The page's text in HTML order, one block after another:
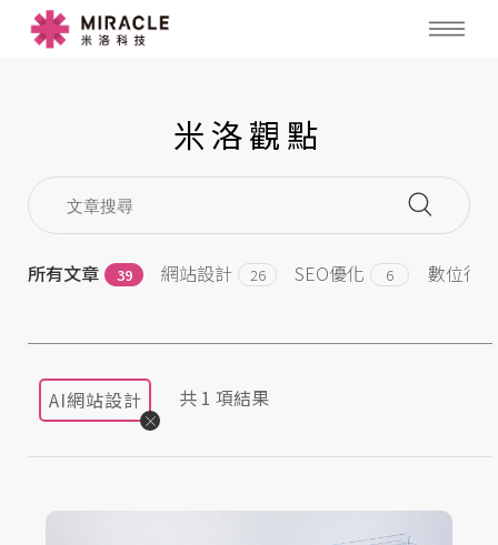
米洛觀點
所有文章 39 網站設計 26 SEO優化 6 數位行銷
AI網站設計 共 1 項結果